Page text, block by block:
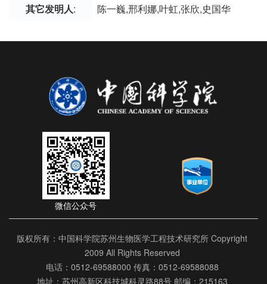
其它发明人: 陈一巍,邢利娜,叶虹,张欣,史国华
微信公众号
版权所有：中国科学院苏州生物医学工程技术研究所 Copyright
2009 All Rights Reserved
电话：0512-69588000 传真：0512-69588088
地址：苏州高新区科技城科灵路88号 邮编：215163